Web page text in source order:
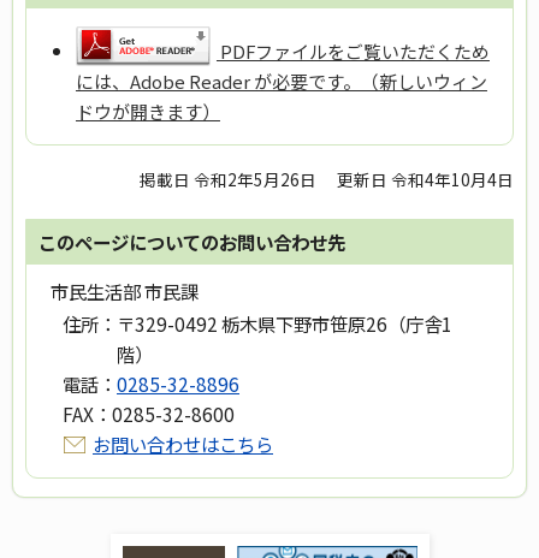
PDFファイルをご覧いただくため
には、Adobe Reader が必要です。（新しいウィン
ドウが開きます）
掲載日 令和2年5月26日 更新日 令和4年10月4日
このページについてのお問い合わせ先
市民生活部 市民課
住所： 〒329-0492 栃木県下野市笹原26（庁舎1
階）
電話： 0285-32-8896
FAX： 0285-32-8600
お問い合わせはこちら